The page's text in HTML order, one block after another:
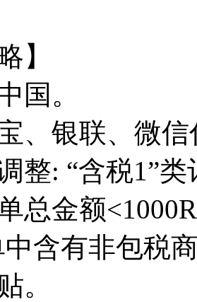
】
国。
、银联、微信
整: “含税1”
总金额
含有非包税
。